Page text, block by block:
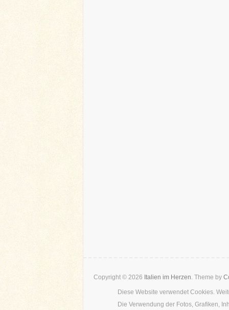
Copyright © 2026 Italien im Herzen. Theme by
Diese Website verwendet Cookies.
Die Verwendung der Fotos, Grafiken,